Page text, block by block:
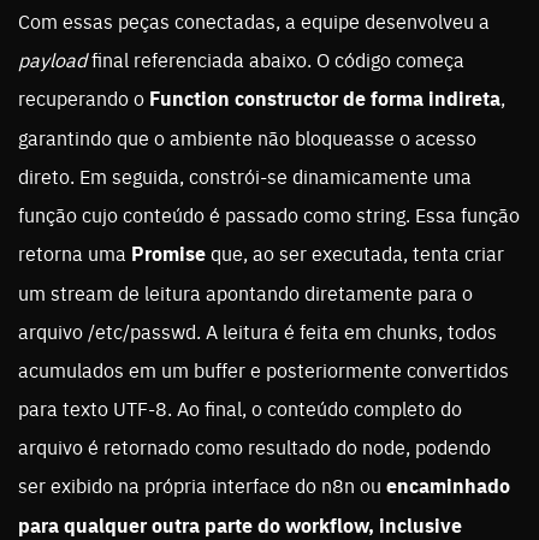
Com essas peças conectadas, a equipe desenvolveu a
payloadfinal referenciada abaixo. O código começa
recuperando o Function constructor de forma indireta,
garantindo que o ambiente não bloqueasse o acesso
direto. Em seguida, constrói-se dinamicamente uma
função cujo conteúdo é passado como string. Essa função
retorna uma Promiseque, ao ser executada, tenta criar
um stream de leitura apontando diretamente para o
arquivo /etc/passwd. A leitura é feita em chunks, todos
acumulados em um buffer e posteriormente convertidos
para texto UTF-8. Ao final, o conteúdo completo do
arquivo é retornado como resultado do node, podendo
ser exibido na própria interface do n8n ou encaminhado
para qualquer outra parte do workflow, inclusive